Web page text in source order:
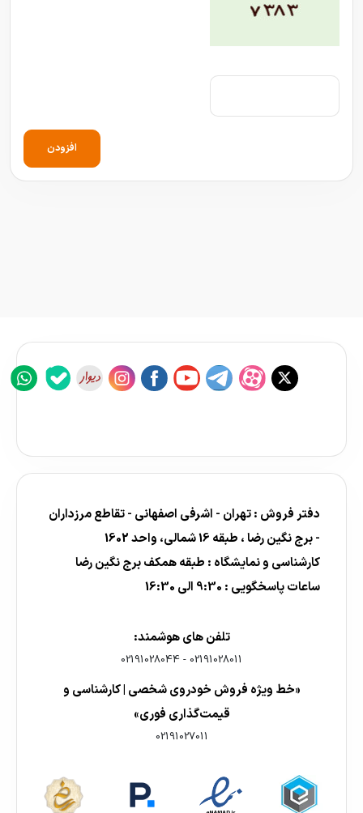
افزودن
دفتر فروش : تهران - اشرفی اصفهانی - تقاطع مرزداران
- برج نگین رضا ، طبقه 16 شمالی، واحد 1602
کارشناسی و نمایشگاه : طبقه همکف برج نگین رضا
ساعات پاسخگویی : 9:30 الی 16:30
تلفن های هوشمند:
02191028011
-
02191028044
«خط ویژه فروش خودروی شخصی | کارشناسی و
قیمت‌گذاری فوری»
02191027011